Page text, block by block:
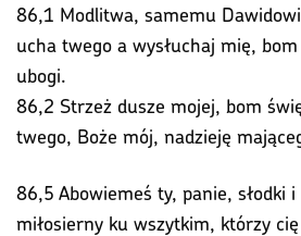
86,1 Modlitwa, samemu
ucha twego a wysłuchaj mię,
ubogi.
86,2 Strzeż dusze mojej, bom
twego, Boże mój, nadzieję
86,5 Abowiemeś ty, panie, słodki
miłosierny ku wszytkim, którzy